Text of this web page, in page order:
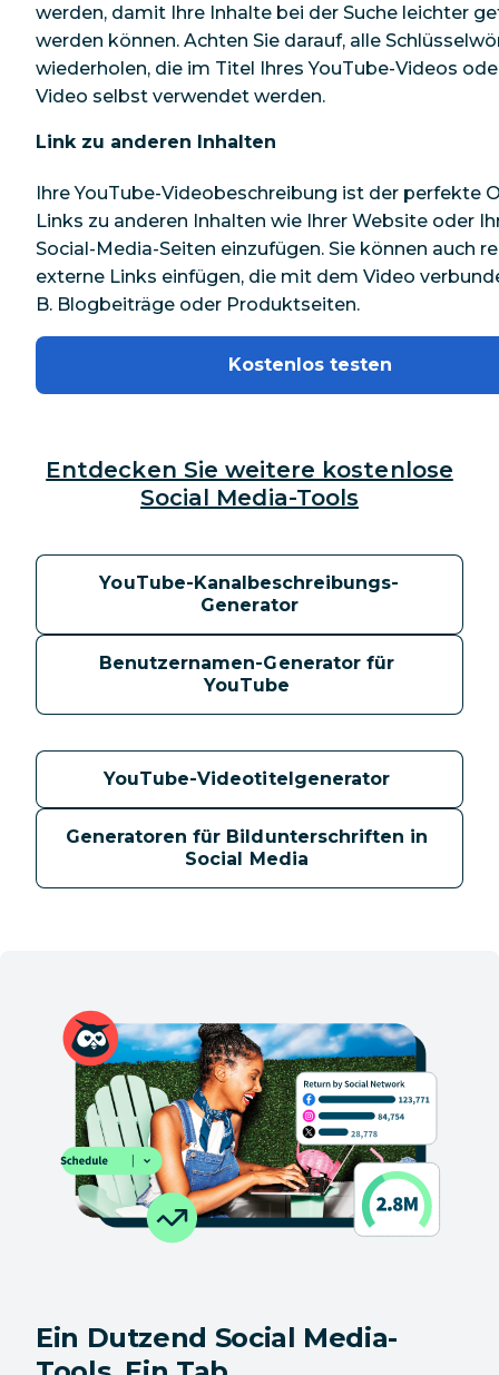
werden, damit Ihre Inhalte bei der Suche leichter
werden können. Achten Sie darauf, alle
wiederholen, die im Titel Ihres YouTube-Videos
Video selbst verwendet werden.
Link zu anderen Inhalten
Ihre YouTube-Videobeschreibung ist der perfekte
Links zu anderen Inhalten wie Ihrer Website oder
Social-Media-Seiten einzufügen. Sie können auch
externe Links einfügen, die mit dem Video
B. Blogbeiträge oder Produktseiten.
Kostenlos testen
Entdecken Sie weitere kostenlose
Social Media-Tools
YouTube-Kanalbeschreibungs-
Generator
Benutzernamen-Generator für
YouTube
YouTube-Videotitelgenerator
Generatoren für Bildunterschriften in
Social Media
Ein Dutzend Social Media-